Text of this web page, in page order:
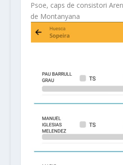
Psoe, caps de consistori
de Montanyana